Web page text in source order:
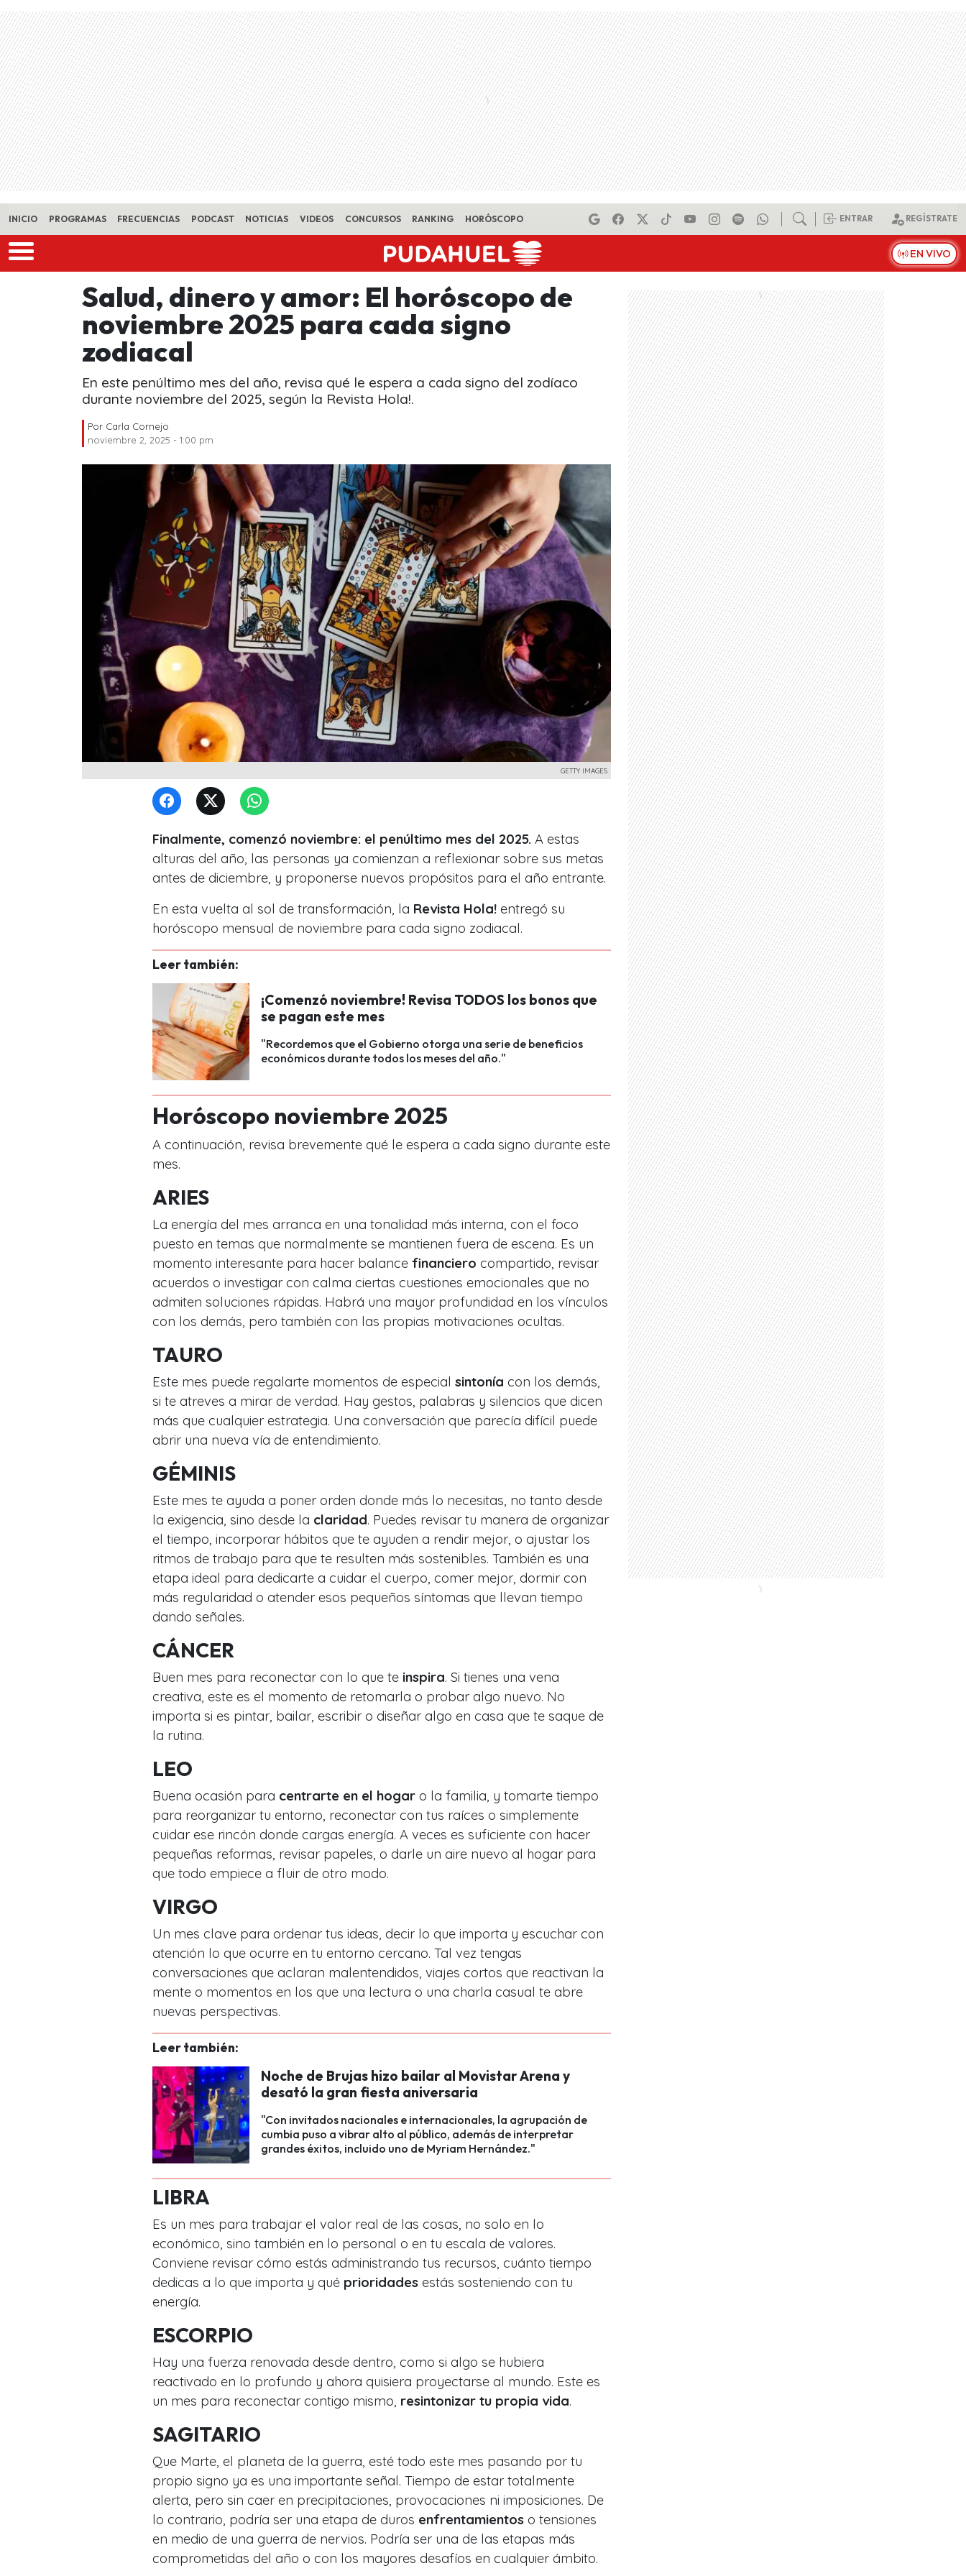
Skip to main content
INICIO PROGRAMAS FRECUENCIAS PODCAST NOTICIAS VIDEOS CONCURSOS RANKING HORÓSCOPO ENTRAR REGÍSTRATE
EN VIVO
Salud, dinero y amor: El horóscopo de
noviembre 2025 para cada signo
zodiacal
En este penúltimo mes del año, revisa qué le espera a cada signo del zodíaco
durante noviembre del 2025, según la Revista Hola!.
Por Carla Cornejo
noviembre 2, 2025 - 1:00 pm
GETTY IMAGES
Finalmente, comenzó noviembre: el penúltimo mes del 2025. A estas
alturas del año, las personas ya comienzan a reflexionar sobre sus metas
antes de diciembre, y proponerse nuevos propósitos para el año entrante.
En esta vuelta al sol de transformación, la Revista Hola! entregó su
horóscopo mensual de noviembre para cada signo zodiacal.
Leer también:
¡Comenzó noviembre! Revisa TODOS los bonos que
se pagan este mes
"Recordemos que el Gobierno otorga una serie de beneficios
económicos durante todos los meses del año."
Horóscopo noviembre 2025
A continuación, revisa brevemente qué le espera a cada signo durante este
mes.
ARIES
La energía del mes arranca en una tonalidad más interna, con el foco
puesto en temas que normalmente se mantienen fuera de escena. Es un
momento interesante para hacer balance financiero compartido, revisar
acuerdos o investigar con calma ciertas cuestiones emocionales que no
admiten soluciones rápidas. Habrá una mayor profundidad en los vínculos
con los demás, pero también con las propias motivaciones ocultas.
TAURO
Este mes puede regalarte momentos de especial sintonía con los demás,
si te atreves a mirar de verdad. Hay gestos, palabras y silencios que dicen
más que cualquier estrategia. Una conversación que parecía difícil puede
abrir una nueva vía de entendimiento.
GÉMINIS
Este mes te ayuda a poner orden donde más lo necesitas, no tanto desde
la exigencia, sino desde la claridad. Puedes revisar tu manera de organizar
el tiempo, incorporar hábitos que te ayuden a rendir mejor, o ajustar los
ritmos de trabajo para que te resulten más sostenibles. También es una
etapa ideal para dedicarte a cuidar el cuerpo, comer mejor, dormir con
más regularidad o atender esos pequeños síntomas que llevan tiempo
dando señales.
CÁNCER
Buen mes para reconectar con lo que te inspira. Si tienes una vena
creativa, este es el momento de retomarla o probar algo nuevo. No
importa si es pintar, bailar, escribir o diseñar algo en casa que te saque de
la rutina.
LEO
Buena ocasión para centrarte en el hogar o la familia, y tomarte tiempo
para reorganizar tu entorno, reconectar con tus raíces o simplemente
cuidar ese rincón donde cargas energía. A veces es suficiente con hacer
pequeñas reformas, revisar papeles, o darle un aire nuevo al hogar para
que todo empiece a fluir de otro modo.
VIRGO
Un mes clave para ordenar tus ideas, decir lo que importa y escuchar con
atención lo que ocurre en tu entorno cercano. Tal vez tengas
conversaciones que aclaran malentendidos, viajes cortos que reactivan la
mente o momentos en los que una lectura o una charla casual te abre
nuevas perspectivas.
Leer también:
Noche de Brujas hizo bailar al Movistar Arena y
desató la gran fiesta aniversaria
"Con invitados nacionales e internacionales, la agrupación de
cumbia puso a vibrar alto al público, además de interpretar
grandes éxitos, incluido uno de Myriam Hernández."
LIBRA
Es un mes para trabajar el valor real de las cosas, no solo en lo
económico, sino también en lo personal o en tu escala de valores.
Conviene revisar cómo estás administrando tus recursos, cuánto tiempo
dedicas a lo que importa y qué prioridades estás sosteniendo con tu
energía.
ESCORPIO
Hay una fuerza renovada desde dentro, como si algo se hubiera
reactivado en lo profundo y ahora quisiera proyectarse al mundo. Este es
un mes para reconectar contigo mismo, resintonizar tu propia vida.
SAGITARIO
Que Marte, el planeta de la guerra, esté todo este mes pasando por tu
propio signo ya es una importante señal. Tiempo de estar totalmente
alerta, pero sin caer en precipitaciones, provocaciones ni imposiciones. De
lo contrario, podría ser una etapa de duros enfrentamientos o tensiones
en medio de una guerra de nervios. Podría ser una de las etapas más
comprometidas del año o con los mayores desafíos en cualquier ámbito.